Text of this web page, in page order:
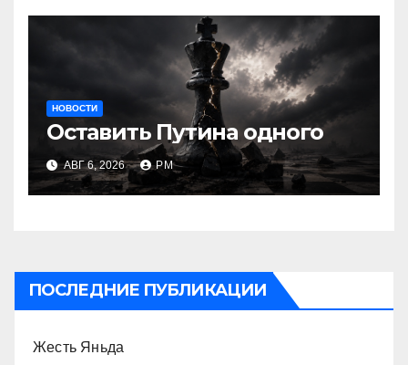
НОВОСТИ
Оставить Путина одного
АВГ 6, 2026 РМ
ПОСЛЕДНИЕ ПУБЛИКАЦИИ
Жесть Яньда